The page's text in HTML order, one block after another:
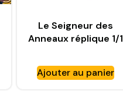
Le Seigneur des
Anneaux réplique 1/1
WETA WORKSHOP
Ajouter au panier